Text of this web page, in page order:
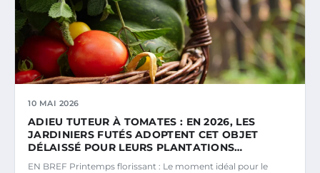
10 MAI 2026
ADIEU TUTEUR À TOMATES : EN 2026, LES
JARDINIERS FUTÉS ADOPTENT CET OBJET
DÉLAISSÉ POUR LEURS PLANTATIONS…
EN BREF Printemps florissant : Le moment idéal pour le